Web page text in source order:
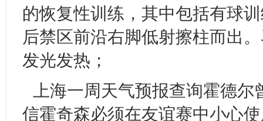
的恢复性训练，其中包括有球
后禁区前沿右脚低射擦柱而出
发光发热；
上海一周天气预报查询霍德
信霍奇森必须在友谊赛中小心